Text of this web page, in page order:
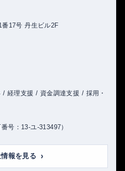
17号 丹生ビル2F
経理支援 / 資金調達支援 / 採用・
号：13-ユ-313497）
報を見る